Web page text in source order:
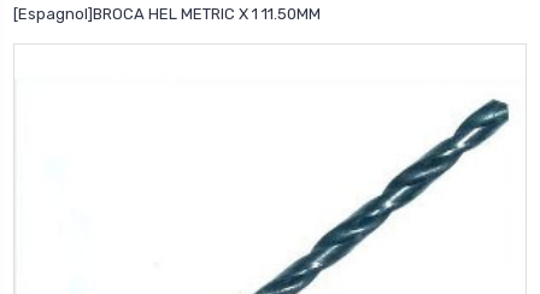
[Espagnol]BROCA HEL METRIC X 1 11.50MM